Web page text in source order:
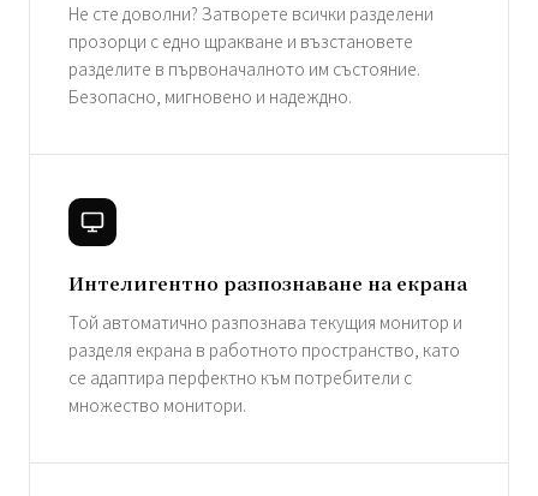
Не сте доволни? Затворете всички разделени
прозорци с едно щракване и възстановете
разделите в първоначалното им състояние.
Безопасно, мигновено и надеждно.
Интелигентно разпознаване на екрана
Той автоматично разпознава текущия монитор и
разделя екрана в работното пространство, като
се адаптира перфектно към потребители с
множество монитори.